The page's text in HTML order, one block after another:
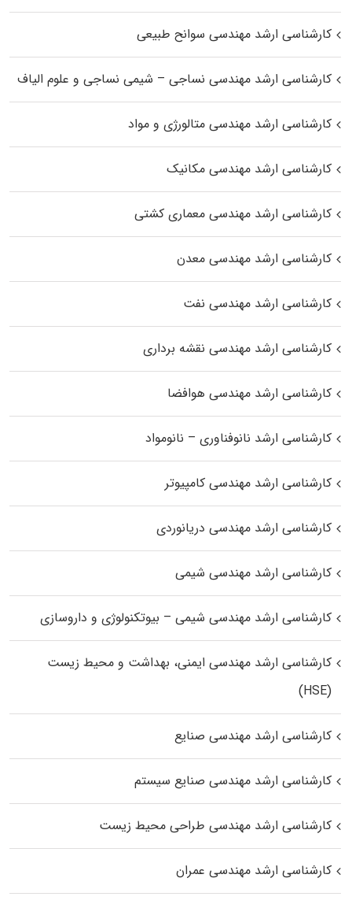
کارشناسی ارشد مهندسی سوانح طبیعی
کارشناسی ارشد مهندسی نساجی – شیمی نساجی و علوم الیاف
کارشناسی ارشد مهندسی متالورژی و مواد
کارشناسی ارشد مهندسی مکانیک
کارشناسی ارشد مهندسی معماری کشتی
کارشناسی ارشد مهندسی معدن
کارشناسی ارشد مهندسی نفت
کارشناسی ارشد مهندسی نقشه برداری
کارشناسی ارشد مهندسی هوافضا
کارشناسی ارشد نانوفناوری – نانومواد
کارشناسی ارشد مهندسی کامپیوتر
کارشناسی ارشد مهندسی دریانوردی
کارشناسی ارشد مهندسی شیمی
کارشناسی ارشد مهندسی شیمی – بیوتکنولوژی و داروسازی
کارشناسی ارشد مهندسی ایمنی، بهداشت و محیط زیست
(HSE)
کارشناسی ارشد مهندسی صنایع
کارشناسی ارشد مهندسی صنایع سیستم
کارشناسی ارشد مهندسی طراحی محیط زیست
کارشناسی ارشد مهندسی عمران